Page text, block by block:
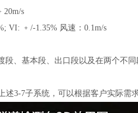
s
VI: ﹢ /-1.35% 风速：0.1m/s
、基本段、出口段以及在两个不
述3-7子系统，可以根据客户实际需